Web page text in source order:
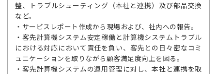
整、トラブルシューティング（本社と連携）及び部品交換
など。
・サービスレポート作成から現場および、社内への報告。
・客先計算機システム安定稼働と計算機システムトラブル
における対応において責任を負い、客先との日々密なコミ
ュニケーションを取りながら顧客満足度向上を図る。
・客先計算機システムの運用管理に対し、本社と連携を取